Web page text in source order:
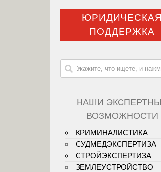
ЮРИДИЧЕСКАЯ
ПОДДЕРЖКА
НАШИ
ВОЗМОЖНОСТИ
КРИМИНАЛИСТИКА
СУДМЕДЭКСПЕРТИЗА
СТРОЙЭКСПЕРТИЗА
ЗЕМЛЕУСТРОЙСТВО